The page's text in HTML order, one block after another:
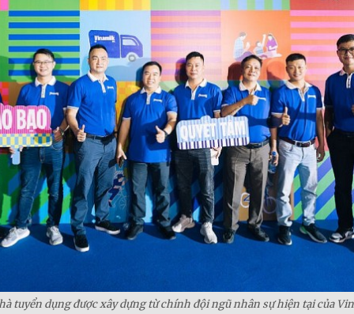
tuyển dụng được xây dựng từ chính đội ngũ nhân sự hiện tại của